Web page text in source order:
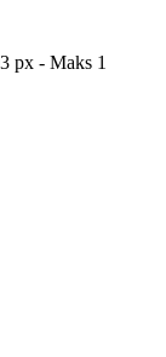
px - Maks 1